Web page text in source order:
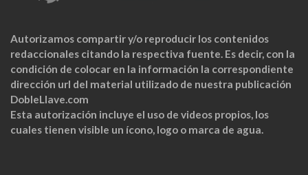
Autorizamos compartir y/o reproducir los contenidos
redaccionales citando la respectiva fuente. Es decir, con la
condición de colocar en la información la correspondiente
dirección url del material utilizado de nuestra publicación
DobleLlave.com
Esta autorización incluye el uso de videos propios, los
cuales tienen visible un ícono, logo o marca de agua.